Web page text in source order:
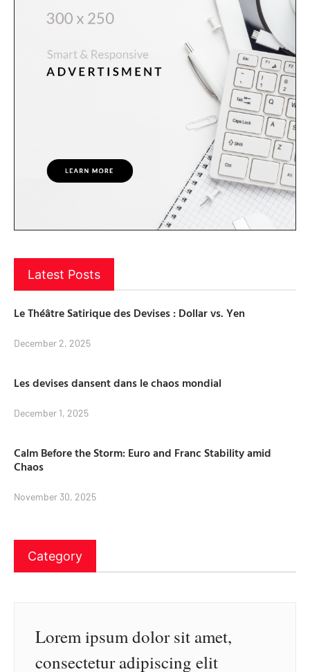
Latest Posts
Le Théâtre Satirique des Devises : Dollar vs. Yen
December 2, 2025
Les devises dansent dans le chaos mondial
December 1, 2025
Calm Before the Storm: Euro and Franc Stability amid
Chaos
November 30, 2025
Category
Lorem ipsum dolor sit amet,
consectetur adipiscing elit